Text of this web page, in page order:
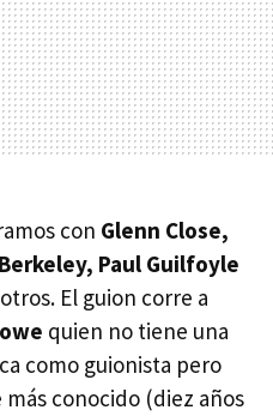
con Glenn Close,
Paul Guilfoyle
El guion corre a
quien no tiene una
como guionista pero
conocido (diez años